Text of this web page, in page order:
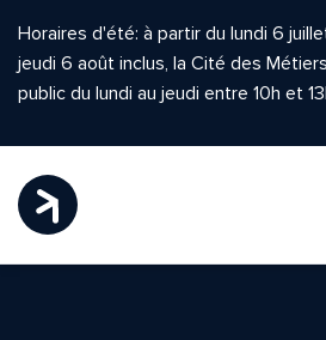
Horaires d'été: à partir du lundi 6
jeudi 6 août inclus, la Cité des
public du lundi au jeudi entre 10h et